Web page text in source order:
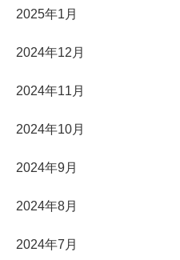
2025年1月
2024年12月
2024年11月
2024年10月
2024年9月
2024年8月
2024年7月